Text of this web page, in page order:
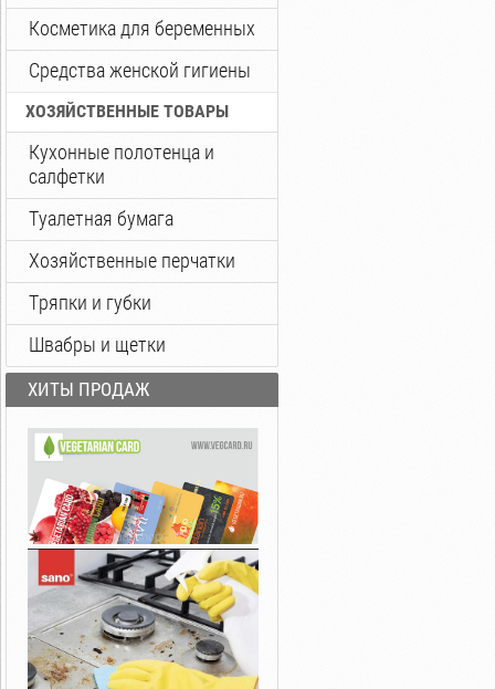
Косметика для беременных
Средства женской гигиены
ХОЗЯЙСТВЕННЫЕ ТОВАРЫ
Кухонные полотенца и
салфетки
Туалетная бумага
Хозяйственные перчатки
Тряпки и губки
Швабры и щетки
ХИТЫ ПРОДАЖ